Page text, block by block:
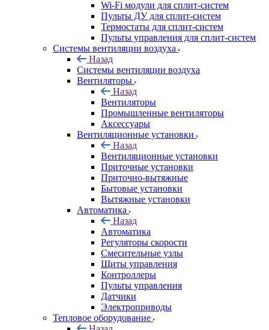
Wi-Fi модули для сплит-систем
Пульты ДУ для сплит-систем
Термостаты для сплит-систем
Пульты управления для сплит-систем
Системы вентиляции воздуха
Назад
Системы вентиляции воздуха
Вентиляторы
Назад
Вентиляторы
Промышленные вентиляторы
Аксессуары
Вентиляционные установки
Назад
Вентиляционные установки
Приточные установки
Приточно-вытяжные
Бытовые установки
Вытяжные установки
Автоматика
Назад
Автоматика
Регуляторы скорости
Смесительные узлы
Щиты управления
Контроллеры
Пульты управления
Датчики
Электроприводы
Тепловое оборудование